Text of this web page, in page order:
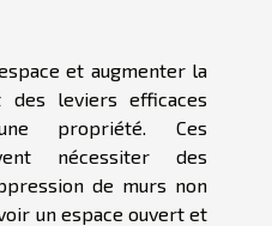
et augmenter la
des leviers efficaces
propriété. Ces
nécessiter des
de murs non
un espace ouvert et